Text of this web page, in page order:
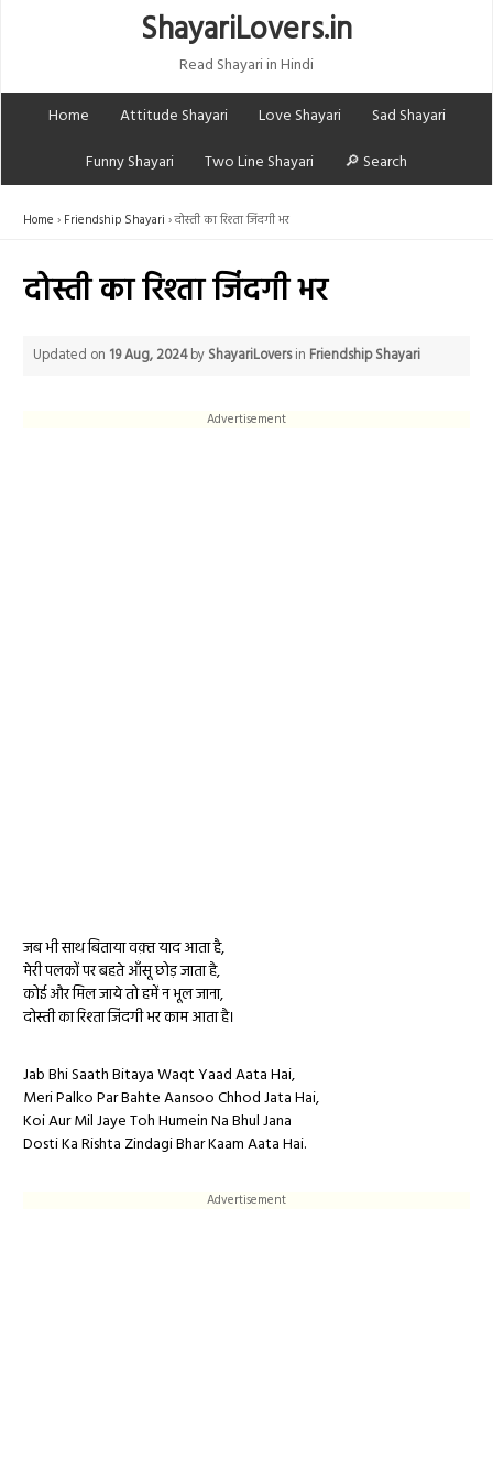
ShayariLovers.in
Read Shayari in Hindi
Home
Attitude Shayari Love Shayari
Sad Shayari
Funny Shayari
Two Line Shayari 🔎 Search
Home Friendship Shayari दोस्ती का रिश्ता जिंदगी भर
दोस्ती का रिश्ता जिंदगी भर
Updated on 19 Aug, 2024by ShayariLoversin Friendship Shayari
Advertisement
जब भी साथ बिताया वक़्त याद आता है,
मेरी पलकों पर बहते आँसू छोड़ जाता है,
कोई और मिल जाये तो हमें न भूल जाना,
दोस्ती का रिश्ता जिंदगी भर काम आता है।
Jab Bhi Saath Bitaya Waqt Yaad Aata Hai,
Meri Palko Par Bahte Aansoo Chhod Jata Hai,
Koi Aur Mil Jaye Toh Humein Na Bhul Jana
Dosti Ka Rishta Zindagi Bhar Kaam Aata Hai.
Advertisement